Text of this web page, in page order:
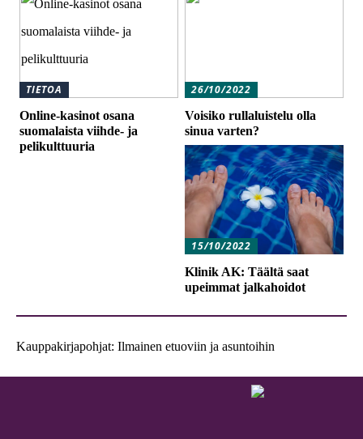
TIETOA
Online-kasinot osana
suomalaista viihde- ja
pelikulttuuria
26/10/2022
Voisiko rullaluistelu olla
sinua varten?
15/10/2022
Klinik AK: Täältä saat
upeimmat jalkahoidot
Kauppakirjapohjat: Ilmainen etuoviin ja asuntoihin